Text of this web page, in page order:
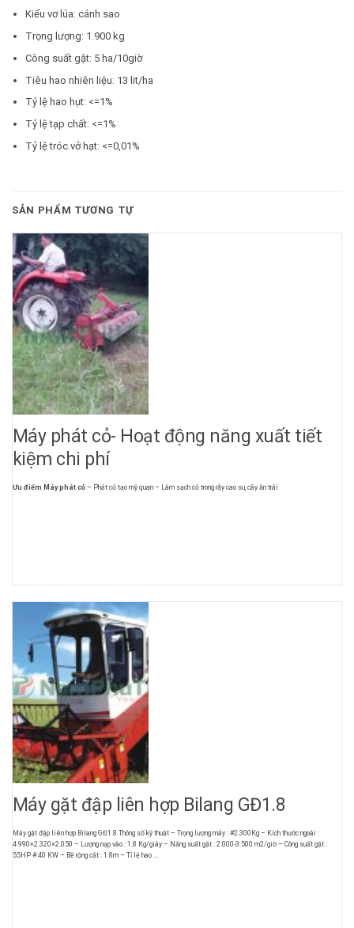
Kiểu vơ lúa: cánh sao
Trọng lượng: 1.900 kg
Công suất gặt: 5 ha/10giờ
Tiêu hao nhiên liệu: 13 lit/ha
Tỷ lệ hao hụt: <=1%
Tỷ lệ tạp chất: <=1%
Tỷ lệ tróc vở hạt: <=0,01%
SẢN PHẨM TƯƠNG TỰ
Máy phát cỏ- Hoạt động năng xuất tiết
kiệm chi phí
Ưu điểm Máy phát cỏ– Phát cỏ tạo mỹ quan – Làm sạch cỏ trong rẫy cao su, cây ăn trái
Máy gặt đập liên hợp Bilang GĐ1.8
Máy gặt đập liên hợp Bilang GĐ1.8 Thông số kỹ thuật – Trọng lượng máy : #2.300Kg – Kích thước ngoài :
4.990×2.320×2.050 – Lượng nạp vào : 1.8 Kg/giây – Năng suất gặt : 2.000-3.500 m2/giờ – Công suất gặt :
55HP # 40 KW – Bề rộng cắt : 1.8m – Tỉ lệ hao ...